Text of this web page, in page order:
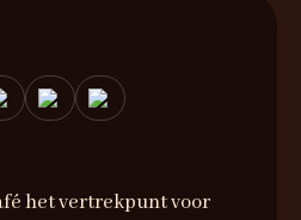
het vertrekpunt voor